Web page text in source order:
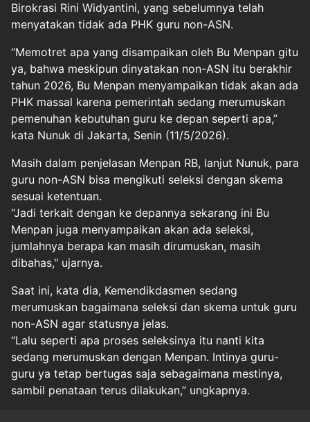
Birokrasi Rini Widyantini, yang sebelumnya telah
menyatakan tidak ada PHK guru non-ASN.
“Memotret apa yang disampaikan oleh Bu Menpan gitu
ya, bahwa meskipun dinyatakan non-ASN itu berakhir
tahun 2026, Bu Menpan menyampaikan tidak akan ada
PHK massal karena pemerintah sedang merumuskan
pemenuhan kebutuhan guru ke depan seperti apa,”
kata Nunuk di Jakarta, Senin (11/5/2026).
Masih dalam penjelasan Menpan RB, lanjut Nunuk, para
guru non-ASN bisa mengikuti seleksi dengan skema
sesuai ketentuan.
“Jadi terkait dengan ke depannya sekarang ini Bu
Menpan juga menyampaikan akan ada seleksi,
jumlahnya berapa kan masih dirumuskan, masih
dibahas," ujarnya.
Saat ini, kata dia, Kemendikdasmen sedang
merumuskan bagaimana seleksi dan skema untuk guru
non-ASN agar statusnya jelas.
“Lalu seperti apa proses seleksinya itu nanti kita
sedang merumuskan dengan Menpan. Intinya guru-
guru ya tetap bertugas saja sebagaimana mestinya,
sambil penataan terus dilakukan,” ungkapnya.